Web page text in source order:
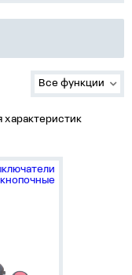
Все функции
характеристик
кнопочные